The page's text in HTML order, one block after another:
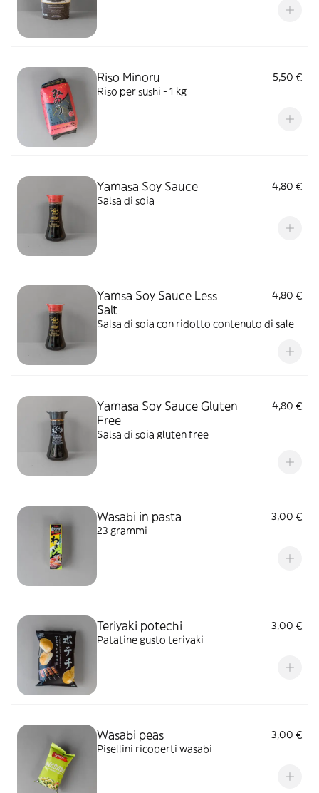
Riso Minoru
5,50 €
Riso per sushi - 1 kg
Yamasa Soy Sauce
4,80 €
Salsa di soia
Yamsa Soy Sauce Less
Salt
4,80 €
Salsa di soia con ridotto contenuto di sale
Yamasa Soy Sauce Gluten
Free
4,80 €
Salsa di soia gluten free
Wasabi in pasta
3,00 €
23 grammi
Teriyaki potechi
3,00 €
Patatine gusto teriyaki
Wasabi peas
3,00 €
Pisellini ricoperti wasabi